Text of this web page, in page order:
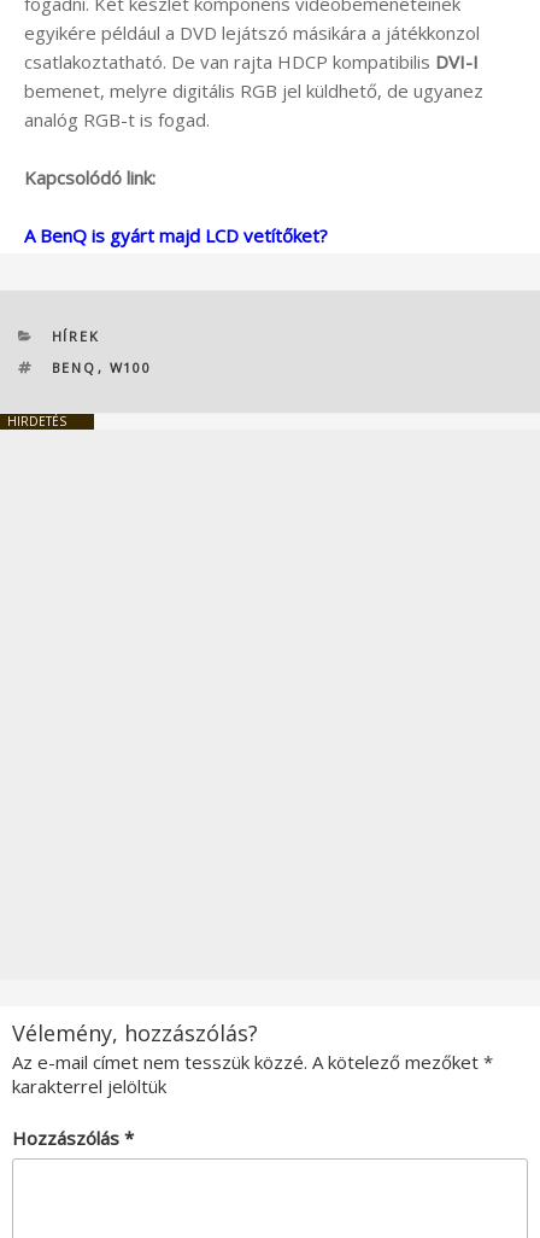
egyikére például a DVD lejátszó másikára a játékkonzol
csatlakoztatható. De van rajta HDCP kompatibilis DVI-I
bemenet, melyre digitális RGB jel küldhető, de ugyanez
analóg RGB-t is fogad.
Kapcsolódó link:
A BenQ is gyárt majd LCD vetítőket?
KATEGÓRIÁK
HÍREK
CÍMKÉK
BENQ , W100
HIRDETÉS
Vélemény, hozzászólás?
Az e-mail címet nem tesszük közzé. A kötelező mezőket *
karakterrel jelöltük
Hozzászólás *